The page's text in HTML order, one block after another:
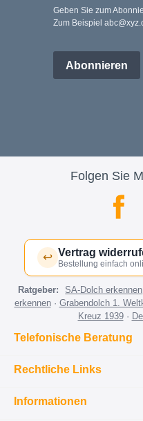
Geben Sie zum
Zum Beispiel
Abonnieren
Folgen Sie
↩ Vertrag
Bestellung einfach
Ratgeber: SA-Dolch erkennen
erkennen· Grabendolch 1.
Kreuz 1939·
Telefonische Beratung
Rechtliche Links
Informationen